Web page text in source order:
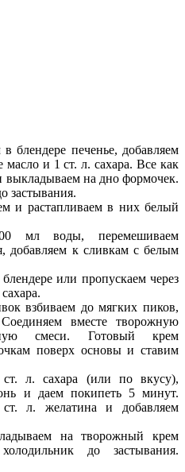
блендере печенье, добавляем
масло и 1 ст. л. сахара. Все как
выкладываем на дно формочек.
застывания.
и растапливаем в них белый
мл воды, перемешиваем
добавляем к сливкам с белым
или пропускаем через
взбиваем до мягких пиков,
вместе творожную
смеси. Готовый крем
поверх основы и ставим
л. сахара (или по вкусу),
и даем покипеть 5 минут.
л. желатина и добавляем
на творожный крем
до застывания.